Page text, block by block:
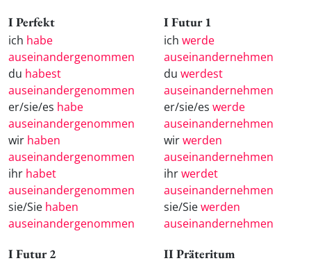
I Perfekt
ich habe
auseinandergenommen
du habest
auseinandergenommen
er/sie/es habe
auseinandergenommen
wir haben
auseinandergenommen
ihr habet
auseinandergenommen
sie/Sie haben
auseinandergenommen
I Futur 1
ich werde
auseinandernehmen
du werdest
auseinandernehmen
er/sie/es werde
auseinandernehmen
wirwerden
auseinandernehmen
ihrwerdet
auseinandernehmen
sie/Siewerden
auseinandernehmen
I Futur 2 II Präteritum